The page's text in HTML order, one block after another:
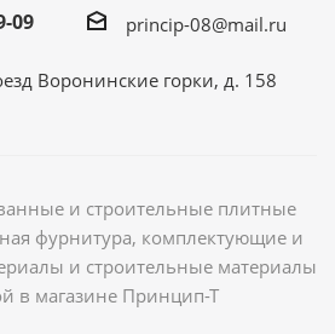
09
princip-08@mail.ru
Воронинские горки, д. 158
и строительные плитные
фурнитура, комплектующие и
и строительные материалы
в магазине Принцип-Т